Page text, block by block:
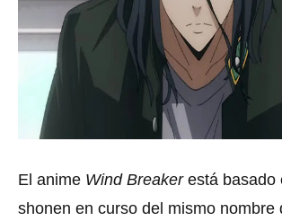
El anime Wind Breakerestá basado
shonen en curso del mismo nombre